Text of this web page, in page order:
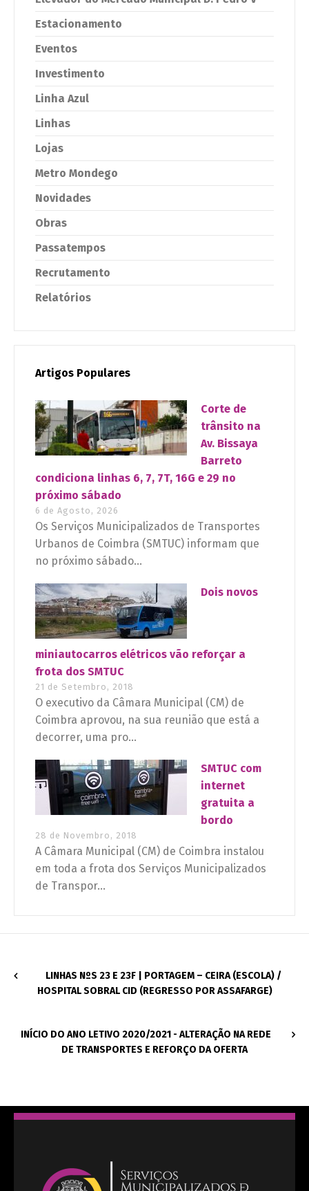
Estacionamento
Eventos
Investimento
Linha Azul
Linhas
Lojas
Metro Mondego
Novidades
Obras
Passatempos
Recrutamento
Relatórios
Artigos Populares
Corte de
trânsito na
Av. Bissaya
Barreto
condiciona linhas 6, 7, 7T, 16G e 29 no
próximo sábado
6 de Agosto, 2026
Os Serviços Municipalizados de Transportes
Urbanos de Coimbra (SMTUC) informam que
no próximo sábado...
Dois novos
miniautocarros elétricos vão reforçar a
frota dos SMTUC
21 de Setembro, 2018
O executivo da Câmara Municipal (CM) de
Coimbra aprovou, na sua reunião que está a
decorrer, uma pro...
SMTUC com
internet
gratuita a
bordo
28 de Novembro, 2018
A Câmara Municipal (CM) de Coimbra instalou
em toda a frota dos Serviços Municipalizados
de Transpor...
LINHAS NºS 23 E 23F | PORTAGEM – CEIRA (ESCOLA) /
HOSPITAL SOBRAL CID (REGRESSO POR ASSAFARGE)
INÍCIO DO ANO LETIVO 2020/2021 - ALTERAÇÃO NA REDE
DE TRANSPORTES E REFORÇO DA OFERTA